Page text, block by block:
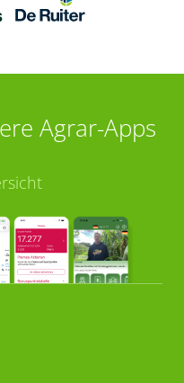
Agrar-Apps